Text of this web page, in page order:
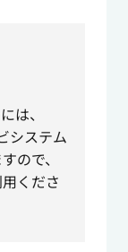
は、
システム
ので、
くださ